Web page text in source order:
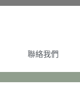
聯絡我們